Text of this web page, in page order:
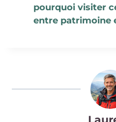
pourquoi visiter
entre patrimoine